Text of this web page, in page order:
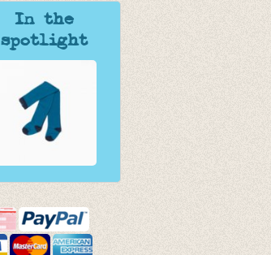
In the
spotlight